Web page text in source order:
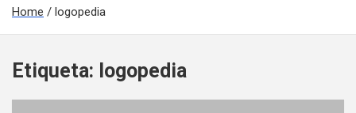
Home logopedia
Etiqueta: logopedia